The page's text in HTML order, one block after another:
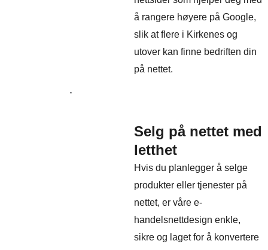
å rangere høyere på Google,
slik at flere i Kirkenes og
utover kan finne bedriften din
på nettet.
Selg på nettet med
letthet
Hvis du planlegger å selge
produkter eller tjenester på
nettet, er våre e-
handelsnettdesign enkle,
sikre og laget for å konvertere